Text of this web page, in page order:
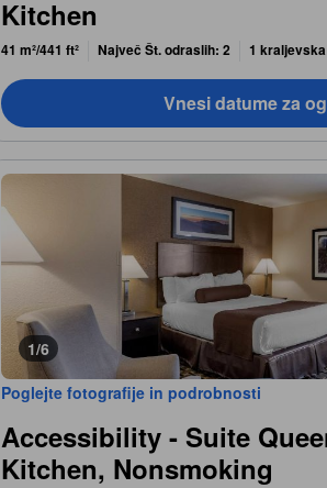
Kitchen
41 m²/441 ft² Največ Št. odraslih: 2 1
Vnesi datume za
1/6
Poglejte fotografije in podrobnosti
Accessibility - Suite
Kitchen, Nonsmoking